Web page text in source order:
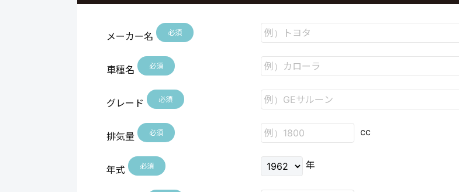
メーカー名 必須
車種名 必須
グレード 必須
排気量 必須 cc
年式 必須 年